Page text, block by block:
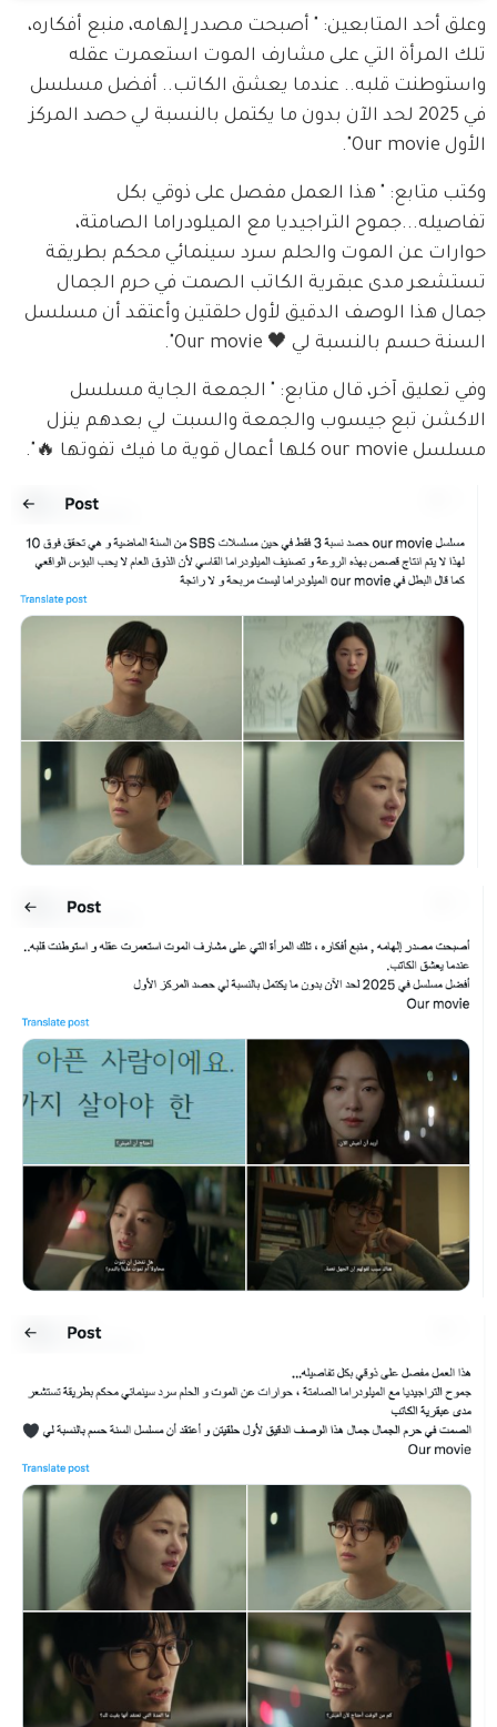
وعلق أحد المتابعين: " أصبحت مصدر إلهامه، منبع أفكاره،
تلك المرأة التي على مشارف الموت استعمرت عقله
واستوطنت قلبه.. عندما يعشق الكاتب.. أفضل مسلسل
في 2025 لحد الآن بدون ما يكتمل بالنسبة لي حصد المركز
الأول Our movie".
وكتب متابع: " هذا العمل مفصل على ذوقي بكل
تفاصيله...جموح التراجيديا مع الميلودراما الصامتة،
حوارات عن الموت والحلم سرد سينمائي محكم بطريقة
تستشعر مدى عبقرية الكاتب الصمت في حرم الجمال
جمال هذا الوصف الدقيق لأول حلقتين وأعتقد أن مسلسل
السنة حسم بالنسبة لي 🖤 Our movie".
وفي تعليق آخر، قال متابع: " الجمعة الجاية مسلسل
الاكشن تبع جيسوب والجمعة والسبت لي بعدهم ينزل
مسلسل our movie كلها أعمال قوية ما فيك تفوتها 🔥".